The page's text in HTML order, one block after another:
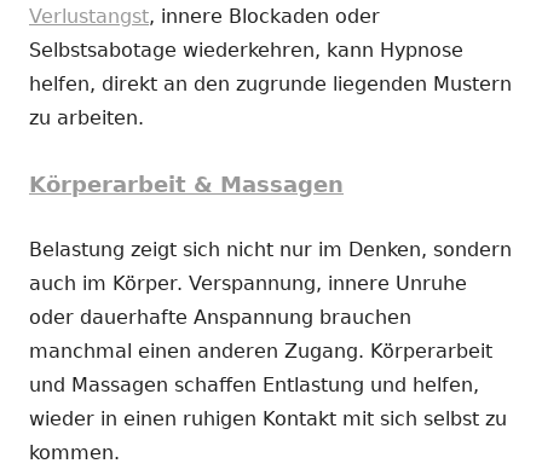
Verlustangst, innere Blockaden oder
Selbstsabotage wiederkehren, kann Hypnose
helfen, direkt an den zugrunde liegenden Mustern
zu arbeiten.
Körperarbeit & Massagen
Belastung zeigt sich nicht nur im Denken, sondern
auch im Körper. Verspannung, innere Unruhe
oder dauerhafte Anspannung brauchen
manchmal einen anderen Zugang. Körperarbeit
und Massagen schaffen Entlastung und helfen,
wieder in einen ruhigen Kontakt mit sich selbst zu
kommen.